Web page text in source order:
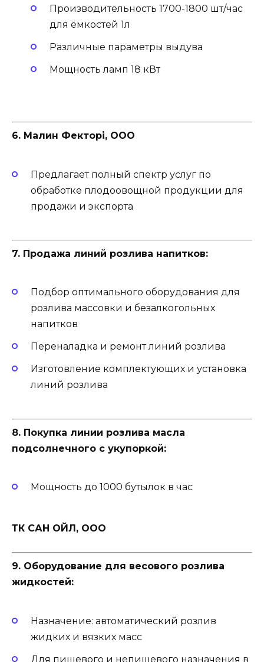
Производительность 1700-1800 шт/час
для ёмкостей 1л
Различные параметры выдува
Мощность ламп 18 кВт
6. Малин Фекторі, ООО
Предлагает полный спектр услуг по
обработке плодоовощной продукции для
продажи и экспорта
7. Продажа линий розлива напитков:
Подбор оптимального оборудования для
розлива массовки и безалкогольных
напитков
Переналадка и ремонт линий розлива
Изготовление комплектующих и установка
линий розлива
8. Покупка линии розлива масла
подсолнечного с укупоркой:
Мощность до 1000 бутылок в час
ТК САН ОЙЛ, ООО
9. Оборудование для весового розлива
жидкостей:
Назначение: автоматический розлив
жидких и вязких масс
Для пищевого и непищевого назначения в